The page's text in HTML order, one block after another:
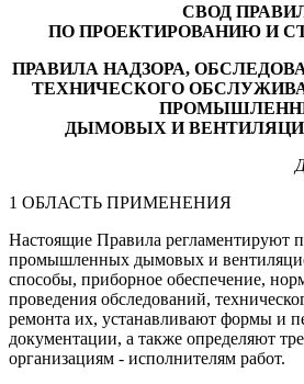
СВОД
ПО ПРОЕКТИРОВАНИЮ И
ПРАВИЛА НАДЗОРА,
ТЕХНИЧЕСКОГО
ДЫМОВЫХ И
1 ОБЛАСТЬ ПРИМЕНЕНИЯ
Настоящие Правила регламентируют
промышленных дымовых и
способы, приборное обеспечение,
проведения обследований,
ремонта их, устанавливают формы и
документации, а также определяют
организациям - исполнителям работ.